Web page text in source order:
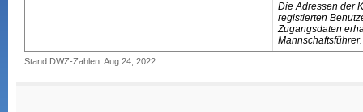
Die Adressen der
registierten
Zugangsdaten
Mannschaftsführer.
Stand DWZ-Zahlen: Aug 24, 2022